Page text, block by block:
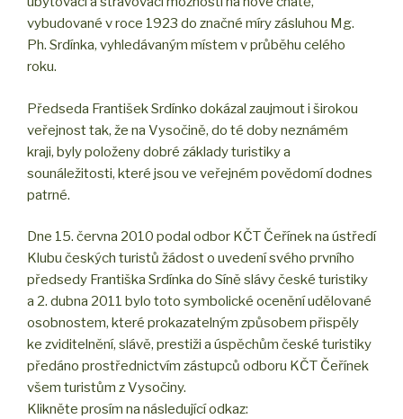
vybudované v roce 1923 do značné míry zásluhou Mg.
Ph. Srdínka, vyhledávaným místem v průběhu celého
roku.
Předseda František Srdínko dokázal zaujmout i širokou
veřejnost tak, že na Vysočině, do té doby neznámém
kraji, byly položeny dobré základy turistiky a
sounáležitosti, které jsou ve veřejném povědomí dodnes
patrné.
Dne 15. června 2010 podal odbor KČT Čeřínek na ústředí
Klubu českých turistů žádost o uvedení svého prvního
předsedy Františka Srdínka do Síně slávy české turistiky
a 2. dubna 2011 bylo toto symbolické ocenění udělované
osobnostem, které prokazatelným způsobem přispěly
ke zviditelnění, slávě, prestiži a úspěchům české turistiky
předáno prostřednictvím zástupců odboru KČT Čeřínek
všem turistům z Vysočiny.
Klikněte prosím na následující odkaz: